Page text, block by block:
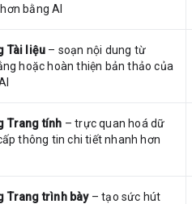
bằng AI
Tài liệu – soạn nội dung từ
hoặc hoàn thiện bản thảo của
Trang tính – trực quan hoá dữ
thông tin chi tiết nhanh hơn
Trang trình bày– tạo sức hút